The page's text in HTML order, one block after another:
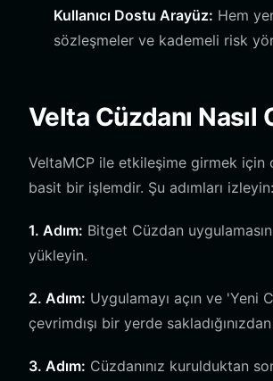
Kullanıcı Dostu Arayüz: Hem
sözleşmeler ve kademeli risk
Velta Cüzdanı
VeltaMCP ile etkileşime girmek için
basit bir işlemdir. Şu adımları izleyin:
1. Adım: Bitget Cüzdan
yükleyin.
2. Adım: Uygulamayı açın ve
çevrimdışı bir yerde
3. Adım: Cüzdanınız kurulduktan